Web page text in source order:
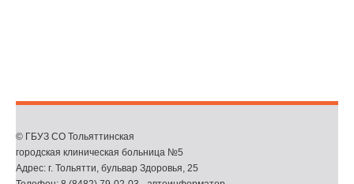
© ГБУЗ СО Тольяттинская
городская клиническая больница №5
Адрес: г. Тольятти, бульвар Здоровья, 25